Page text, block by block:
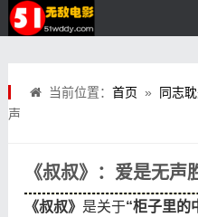
当前位置： 首页 » 同志
声
《叔叔》：爱是无声
《叔叔》 是关于“柜子里的